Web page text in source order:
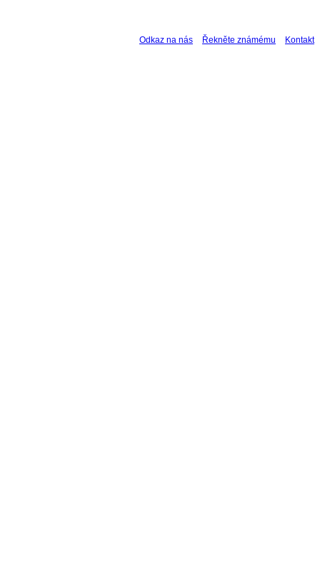
Odkaz na nás Řekněte známému Kontakt